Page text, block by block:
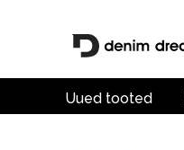
Uued tooted